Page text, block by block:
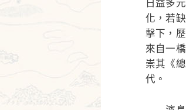
化，若
擊下，
來自一
崇其《
代。